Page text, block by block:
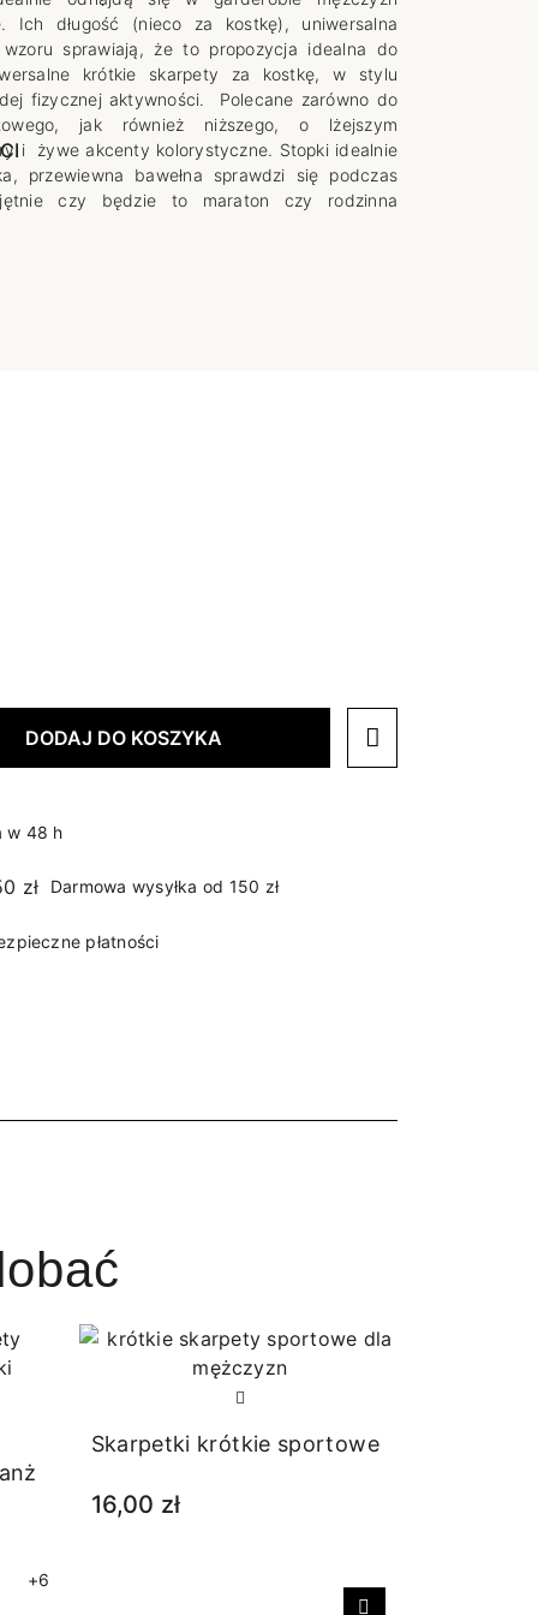
Ich długość (nieco za kostkę), uniwersalna
sprawiają, że to propozycja idealna do
krótkie skarpety za kostkę, w stylu
fizycznej aktywności. Polecane zarówno do
jak również niższego, o lżejszym
i żywe akcenty kolorystyczne. Stopki idealnie
przewiewna bawełna sprawdzi się podczas
czy będzie to maraton czy rodzinna
DODAJ DO KOSZYKA
w 48 h
Darmowa wysyłka od 150 zł
płatności
+6
Skarpetki krótkie sportowe
16,00 zł